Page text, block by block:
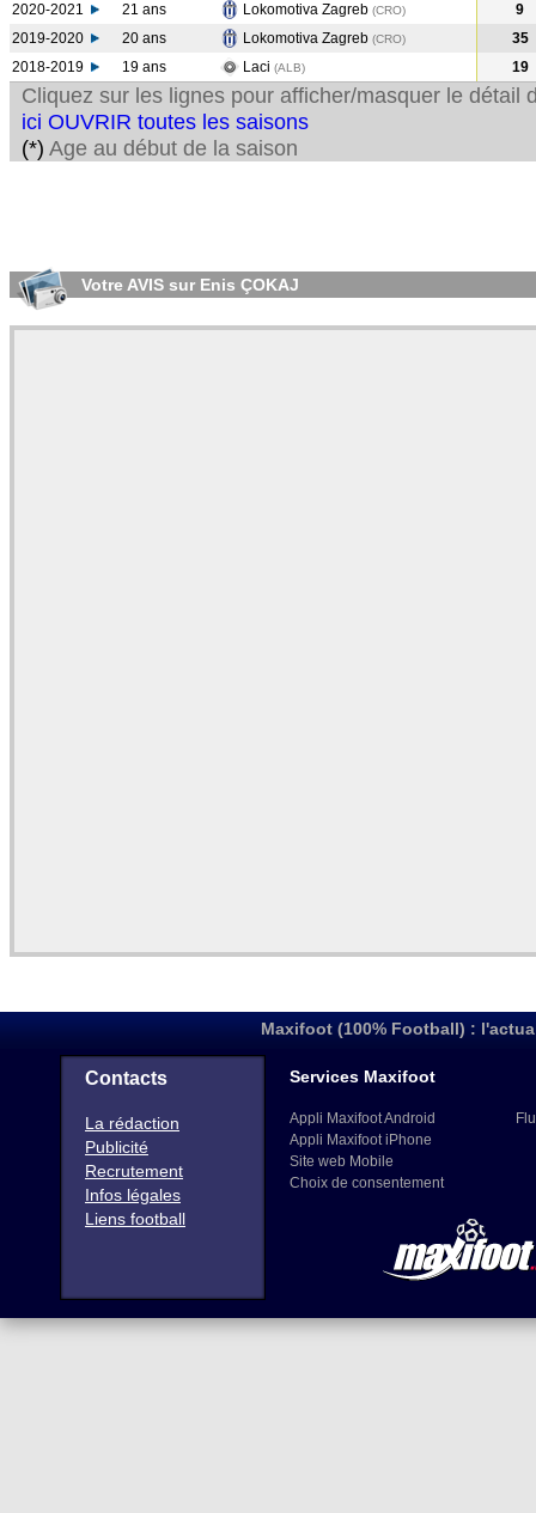
2020-2021
21 ans Lokomotiva Zagreb (CRO)
9
2019-2020
20 ans Lokomotiva Zagreb (CRO)
35
2018-2019
19 ans Laci (ALB) 19
Cliquez sur les lignes pour afficher/masquer le détail
ici OUVRIR toutes les saisons
(*) Age au début de la saison
Votre AVIS sur Enis ÇOKAJ
Maxifoot (100% Football) :
Contacts
La rédaction
Publicité
Recrutement
Infos légales
Liens football
Services Maxifoot
Appli Maxifoot Android
Appli Maxifoot iPhone
Site web Mobile
Choix de consentement